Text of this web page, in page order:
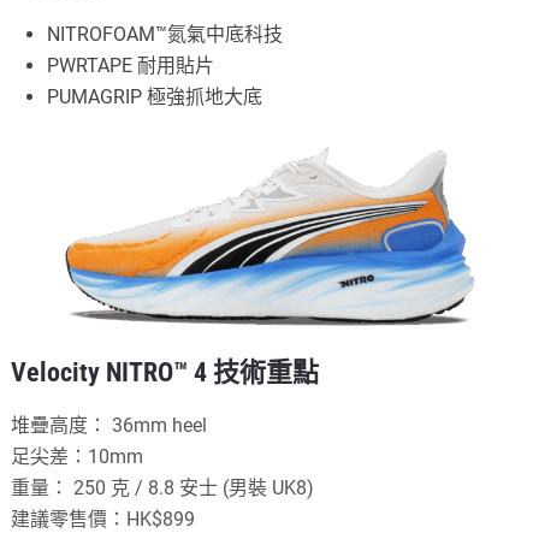
NITROFOAM™氮氣中底科技
PWRTAPE 耐用貼片
PUMAGRIP 極強抓地大底
Velocity NITRO™ 4 技術重點
堆疊高度： 36mm heel
足尖差：10mm
重量： 250 克 / 8.8 安士 (男裝 UK8)
建議零售價：HK$899